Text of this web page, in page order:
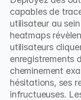
capables de
utilisateur au
heatmaps
utilisateurs
enregistrements
cheminement
hésitations, ses
infructueuses.